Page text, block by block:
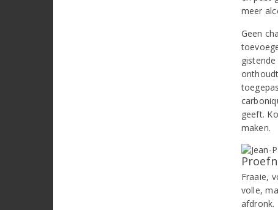
meer
Geen
geeft.
maken.
Fraaie,
volle,
afdronk.